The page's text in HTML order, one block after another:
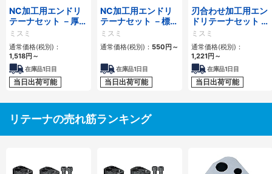
NC加工用エンドリ
テーナセット －厚板
打抜きパンチ用－
ミスミ
通常価格(税別)：
1,518円 ～
在庫品1日目
当日出荷可能
NC加工用エンドリ
テーナセット －標準
パンチ・ボタンダイ
用－
ミスミ
通常価格(税別)： 550円 ～
在庫品1日目
当日出荷可能
刃合わせ加工用エン
ドリテーナセット －
厚板打抜きパンチ用
－
ミスミ
通常価格(税別)：
1,221円 ～
在庫品1日目
当日出荷可能
リテーナの売れ筋ランキング